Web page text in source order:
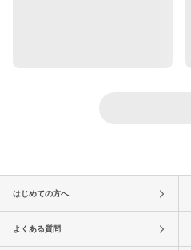
はじめての方へ
よくある質問